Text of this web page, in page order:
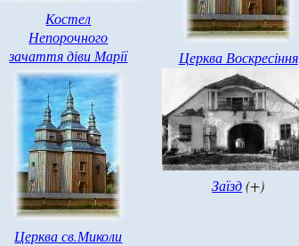
Костел
Непорочного
зачаття діви Марії
Церква Воскресіння
Церква св.Миколи
Заїзд(+)